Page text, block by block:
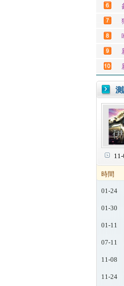
時間
01-24
01-30
01-11
07-11
11-08
11-24